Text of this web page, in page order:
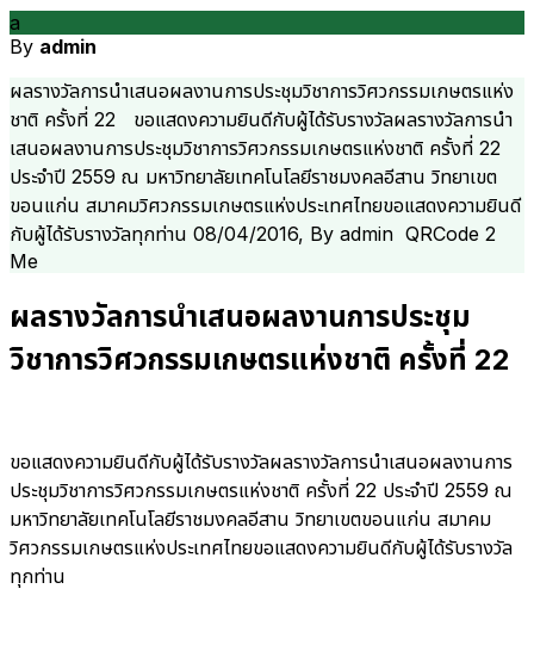
a
By admin
ผลรางวัลการนำเสนอผลงานการประชุมวิชาการวิศวกรรมเกษตรแห่ง
ชาติ ครั้งที่ 22 ขอแสดงความยินดีกับผู้ได้รับรางวัลผลรางวัลการนำ
เสนอผลงานการประชุมวิชาการวิศวกรรมเกษตรแห่งชาติ ครั้งที่ 22
ประจำปี 2559 ณ มหาวิทยาลัยเทคโนโลยีราชมงคลอีสาน วิทยาเขต
ขอนแก่น สมาคมวิศวกรรมเกษตรแห่งประเทศไทยขอแสดงความยินดี
กับผู้ได้รับรางวัลทุกท่าน 08/04/2016, By admin QRCode 2
Me
ผลรางวัลการนำเสนอผลงานการประชุม
วิชาการวิศวกรรมเกษตรแห่งชาติ ครั้งที่ 22
ขอแสดงความยินดีกับผู้ได้รับรางวัลผลรางวัลการนำเสนอผลงานการ
ประชุมวิชาการวิศวกรรมเกษตรแห่งชาติ ครั้งที่ 22 ประจำปี 2559 ณ
มหาวิทยาลัยเทคโนโลยีราชมงคลอีสาน วิทยาเขตขอนแก่น สมาคม
วิศวกรรมเกษตรแห่งประเทศไทยขอแสดงความยินดีกับผู้ได้รับรางวัล
ทุกท่าน